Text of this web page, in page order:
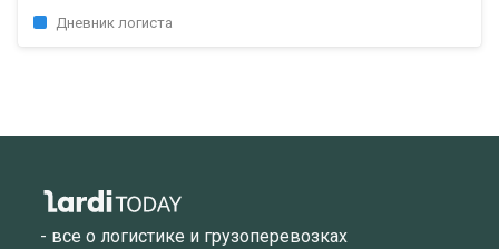
Дневник логиста
- все о логистике и грузоперевозках